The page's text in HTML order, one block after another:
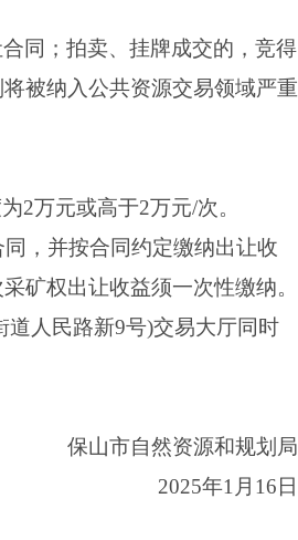
同；拍卖、挂牌成交的，竞得
被纳入公共资源交易领域严重
2万元或高于2万元/次。
，并按合同约定缴纳出让收
矿权出让收益须一次性缴纳。
人民路新9号)交易大厅同时
保山市自然资源和规划局
2025年1月16日